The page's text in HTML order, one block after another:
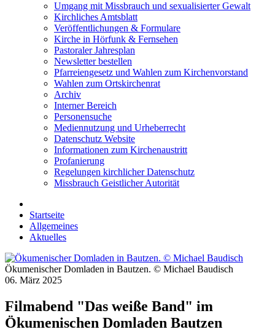
Umgang mit Missbrauch und sexualisierter Gewalt
Kirchliches Amtsblatt
Veröffentlichungen & Formulare
Kirche in Hörfunk & Fernsehen
Pastoraler Jahresplan
Newsletter bestellen
Pfarreiengesetz und Wahlen zum Kirchenvorstand
Wahlen zum Ortskirchenrat
Archiv
Interner Bereich
Personensuche
Mediennutzung und Urheberrecht
Datenschutz Website
Informationen zum Kirchenaustritt
Profanierung
Regelungen kirchlicher Datenschutz
Missbrauch Geistlicher Autorität
Startseite
Allgemeines
Aktuelles
Ökumenischer Domladen in Bautzen. © Michael Baudisch
06. März 2025
Filmabend "Das weiße Band" im
Ökumenischen Domladen Bautzen